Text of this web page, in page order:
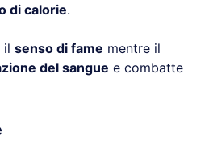
di calorie.
il senso di fame mentre il
del sangue e combatte